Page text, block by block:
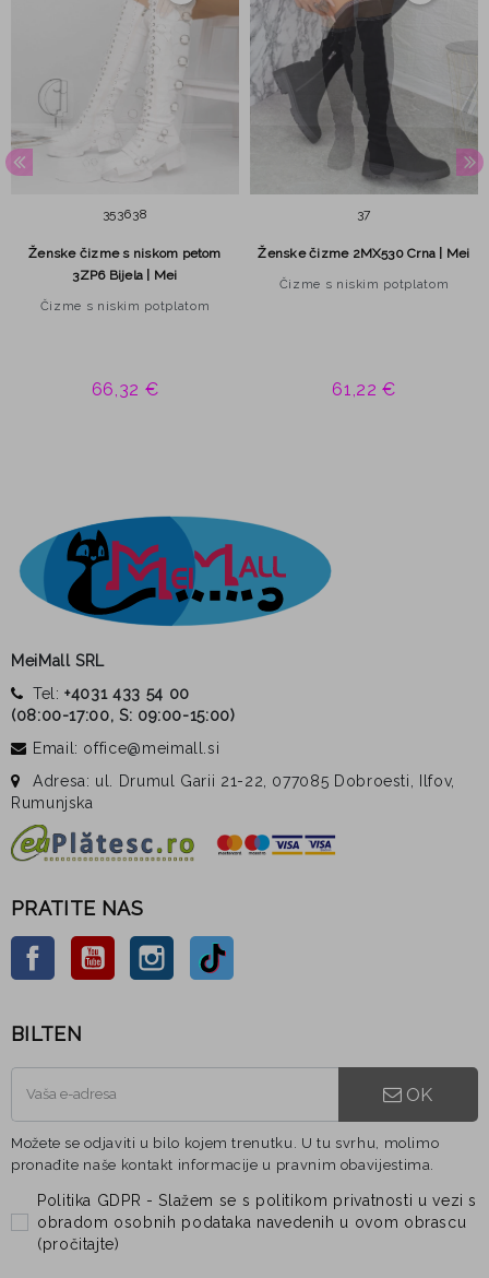
353638
Ženske čizme s niskom petom
3ZP6 Bijela | Mei
Čizme s niskim potplatom
66,32 €
37
Ženske čizme 2MX530 Crna | Mei
Čizme s niskim potplatom
61,22 €
MeiMall SRL
Tel:+4031 433 54 00
(08:00-17:00, S: 09:00-15:00)
Email: office@meimall.si
Adresa: ul. Drumul Garii 21-22, 077085 Dobroesti, Ilfov,
Rumunjska
PRATITE NAS
FacebookYouTube InstagramTikTok
BILTEN
OK
Možete se odjaviti u bilo kojem trenutku. U tu svrhu, molimo
pronađite naše kontakt informacije u pravnim obavijestima.
Politika GDPR - Slažem se s politikom privatnosti u vezi s
obradom osobnih podataka navedenih u ovom obrascu
(pročitajte)